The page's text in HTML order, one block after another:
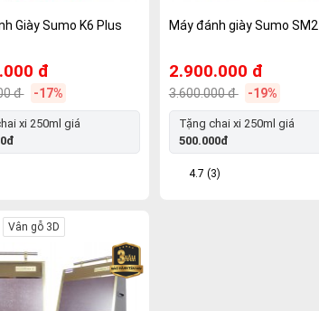
Giày Sumo K6 Plus
đ
đ -17%
xi 250ml giá
Máy đánh giày Sumo SM2
2.900.000 đ
3.600.000 đ -19%
Tặng chai xi 250ml giá
500.000đ
4.7 (3)
Vân gỗ 3D